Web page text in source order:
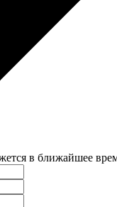
в ближайшее